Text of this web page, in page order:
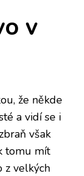
v
že někde
a vidí se i
však
tomu mít
z velkých